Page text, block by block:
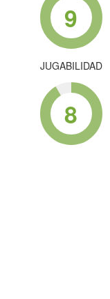
9
JUGABILIDAD
8